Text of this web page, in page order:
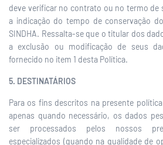
deve verificar no contrato ou no termo de
a indicação do tempo de conservação
SINDHA. Ressalta-se que o titular dos
a exclusão ou modificação de seus
fornecido no item 1 desta Política.
5. DESTINATÁRIOS
Para os fins descritos na presente
apenas quando necessário, os dados
ser processados pelos nossos
especializados (quando na qualidade de